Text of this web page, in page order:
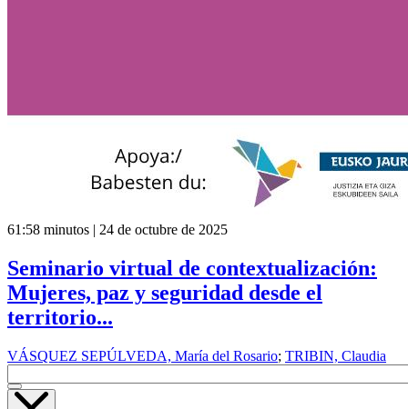
61:58 minutos | 24 de octubre de 2025
Seminario virtual de contextualización:
Mujeres, paz y seguridad desde el
territorio...
VÁSQUEZ SEPÚLVEDA, María del Rosario; TRIBIN, Claudia